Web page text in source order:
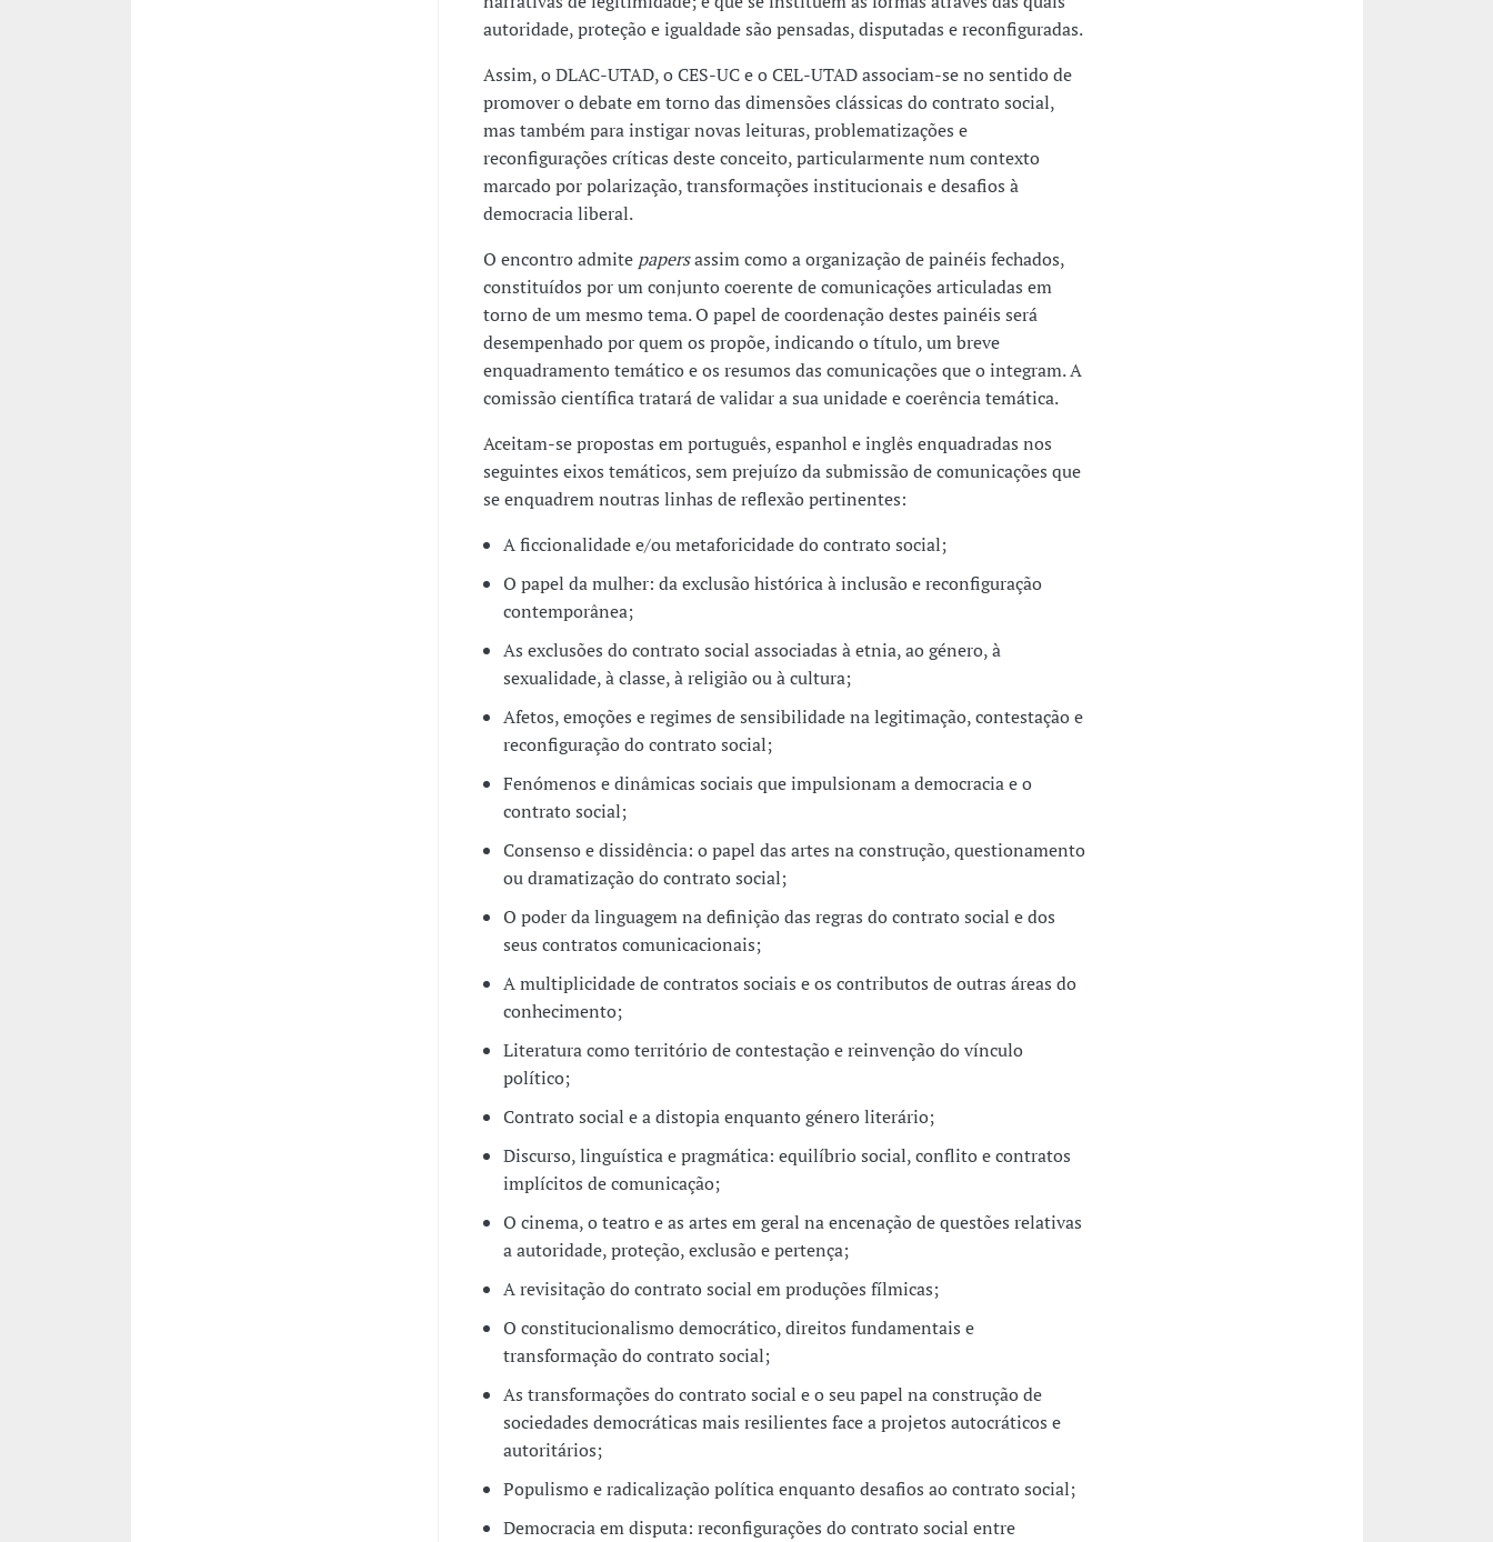
autoridade, proteção e igualdade são pensadas, disputadas e reconfiguradas.
Assim, o DLAC-UTAD, o CES-UC e o CEL-UTAD associam-se no sentido de
promover o debate em torno das dimensões clássicas do contrato social,
mas também para instigar novas leituras, problematizações e
reconfigurações críticas deste conceito, particularmente num contexto
marcado por polarização, transformações institucionais e desafios à
democracia liberal.
O encontro admite papersassim como a organização de painéis fechados,
constituídos por um conjunto coerente de comunicações articuladas em
torno de um mesmo tema. O papel de coordenação destes painéis será
desempenhado por quem os propõe, indicando o título, um breve
enquadramento temático e os resumos das comunicações que o integram. A
comissão científica tratará de validar a sua unidade e coerência temática.
Aceitam-se propostas em português, espanhol e inglês enquadradas nos
seguintes eixos temáticos, sem prejuízo da submissão de comunicações que
se enquadrem noutras linhas de reflexão pertinentes:
A ficcionalidade e/ou metaforicidade do contrato social;
O papel da mulher: da exclusão histórica à inclusão e reconfiguração
contemporânea;
As exclusões do contrato social associadas à etnia, ao género, à
sexualidade, à classe, à religião ou à cultura;
Afetos, emoções e regimes de sensibilidade na legitimação, contestação e
reconfiguração do contrato social;
Fenómenos e dinâmicas sociais que impulsionam a democracia e o
contrato social;
Consenso e dissidência: o papel das artes na construção, questionamento
ou dramatização do contrato social;
O poder da linguagem na definição das regras do contrato social e dos
seus contratos comunicacionais;
A multiplicidade de contratos sociais e os contributos de outras áreas do
conhecimento;
Literatura como território de contestação e reinvenção do vínculo
político;
Contrato social e a distopia enquanto género literário;
Discurso, linguística e pragmática: equilíbrio social, conflito e contratos
implícitos de comunicação;
O cinema, o teatro e as artes em geral na encenação de questões relativas
a autoridade, proteção, exclusão e pertença;
A revisitação do contrato social em produções fílmicas;
O constitucionalismo democrático, direitos fundamentais e
transformação do contrato social;
As transformações do contrato social e o seu papel na construção de
sociedades democráticas mais resilientes face a projetos autocráticos e
autoritários;
Populismo e radicalização política enquanto desafios ao contrato social;
Democracia em disputa: reconfigurações do contrato social entre